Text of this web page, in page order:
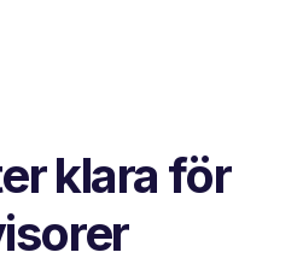
klara för